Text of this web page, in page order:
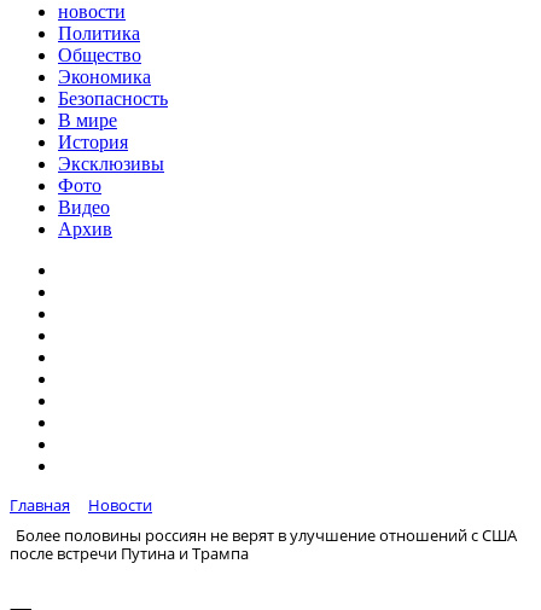
новости
Политика
Общество
Экономика
Безопасность
В мире
История
Эксклюзивы
Фото
Видео
Архив
Главная
Новости
Более половины россиян не верят в улучшение отношений с США
после встречи Путина и Трампа